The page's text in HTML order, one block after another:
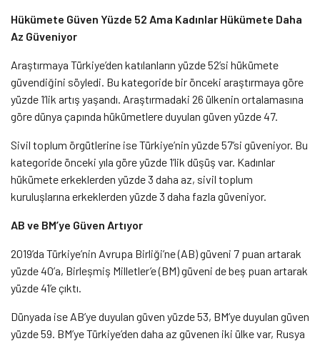
Hükümete Güven Yüzde 52 Ama Kadınlar Hükümete Daha
Az Güveniyor
Araştırmaya Türkiye’den katılanların yüzde 52’si hükümete
güvendiğini söyledi. Bu kategoride bir önceki araştırmaya göre
yüzde 1’lik artış yaşandı. Araştırmadaki 26 ülkenin ortalamasına
göre dünya çapında hükümetlere duyulan güven yüzde 47.
Sivil toplum örgütlerine ise Türkiye’nin yüzde 57’si güveniyor. Bu
kategoride önceki yıla göre yüzde 1’lik düşüş var. Kadınlar
hükümete erkeklerden yüzde 3 daha az, sivil toplum
kuruluşlarına erkeklerden yüzde 3 daha fazla güveniyor.
AB ve BM’ye Güven Artıyor
2019’da Türkiye’nin Avrupa Birliği’ne (AB) güveni 7 puan artarak
yüzde 40’a, Birleşmiş Milletler’e (BM) güveni de beş puan artarak
yüzde 41’e çıktı.
Dünyada ise AB’ye duyulan güven yüzde 53, BM’ye duyulan güven
yüzde 59. BM’ye Türkiye’den daha az güvenen iki ülke var, Rusya